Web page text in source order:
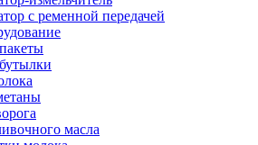
с ременной передачей
масла